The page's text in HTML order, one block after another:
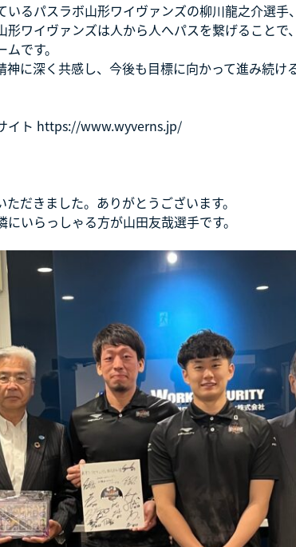
いるパスラボ山形ワイヴァンズの柳川龍之介選
形ワイヴァンズは人から人へパスを繋げること
です。
に深く共感し、今後も目標に向かって進み続け
イト https://www.wyverns.jp/
だきました。ありがとうございます。
いらっしゃる方が山田友哉選手です。